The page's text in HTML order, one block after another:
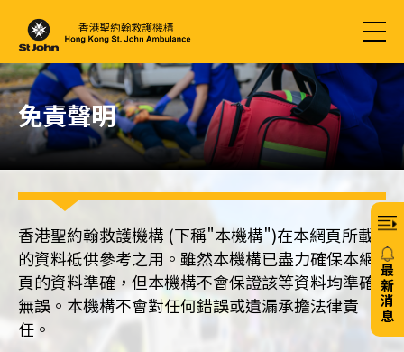
免責聲明
香港聖約翰救護機構 (下稱"本機構")在本網頁所載
的資料祗供參考之用。雖然本機構已盡力確保本網
頁的資料準確，但本機構不會保證該等資料均準確
無誤。本機構不會對任何錯誤或遺漏承擔法律責
任。
最
新
消
息